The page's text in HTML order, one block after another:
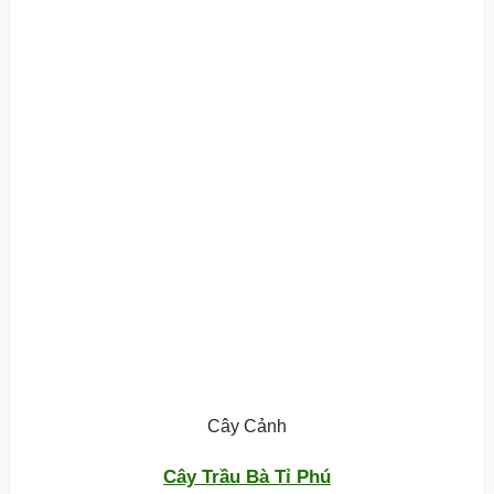
Cây Cảnh
Cây Trầu Bà Tỉ Phú